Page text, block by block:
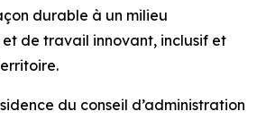
durable à un milieu
et de travail innovant, inclusif et
du conseil d’administration